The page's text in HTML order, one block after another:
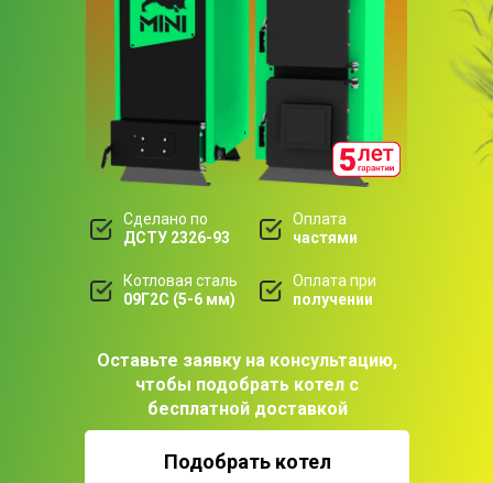
Оставьте заявку на консультацию,
чтобы подобрать котел с
бесплатной доставкой
Подобрать котел
Сделано по
ДСТУ 2326-93
Котловая сталь
09Г2С (5-6 мм)
Оплата при
получении
Оплата
частями